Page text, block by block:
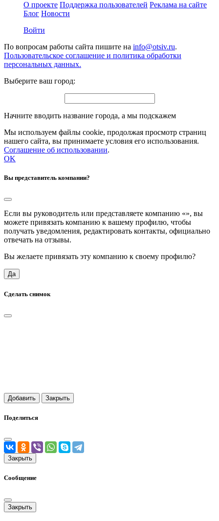
О проекте Поддержка пользователей Реклама на сайте
Блог Новости
Войти
По вопросам работы сайта пишите на info@otsiv.ru.
Пользовательское соглашение и политика обработки
персональных данных.
Выберите ваш город:
Начните вводить название города, а мы подскажем
Мы используем файлы cookie, продолжая просмотр страниц
нашего сайта, вы принимаете условия его использования.
Соглашение об использовании.
OK
Вы представитель компании?
Если вы руководитель или представляете компанию «», вы
можете привязать компанию к вашему профилю, чтобы
получать уведомления, редактировать контакты, официально
отвечать на отзывы.
Вы желаете привязать эту компанию к своему профилю?
Да
Сделать снимок
Добавить Закрыть
Поделиться
Закрыть
Сообщение
Закрыть